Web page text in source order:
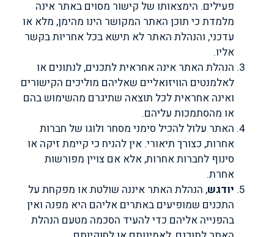
פעילים. הימצאותו של קישור מסוים באתר אינה
מלמדת כי תוכן האתר המקושר הינו מהימן, מלא או
עדכני, והנהלת האתר לא תישא בכל אחריות בקשר
אליו.
הנהלת האתר אינה אחראית לתכנים, לנתונים או
לאלמנטים הוויזואליים שאליהם מוליכים הקישורים
ואינה אחראית לכל תוצאה שתיגרם מהשימוש בהם
או מהסתמכות עליהם.
האתר עלול להכיל סימני מסחר ולוגו של חברות
אחרות, כצורך תיאורי. אין להניח כי קיימת זיקה או
סינוף לחברות אחרות, אלא אם צויין מפורשות
אחרת.
יודגש, הנהלת האתר איננה שולטת או מפקחת על
התכנים שמופיעים באתרים אליהם היא מפנה ואין
בהפנייה אליהם כדי להעיד הסכמה מטעם הנהלת